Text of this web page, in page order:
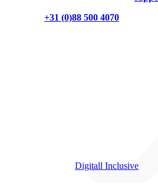
+31 (0)88 500 4070
Digitall Inclusive